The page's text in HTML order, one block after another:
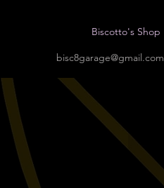
Biscotto's Shop
bisc8garage@gmail.com